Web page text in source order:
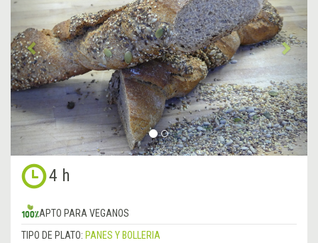
4 h
APTO PARA VEGANOS
TIPO DE PLATO: PANES Y BOLLERIA